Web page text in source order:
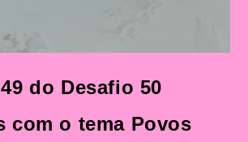
do Desafio 50
com o tema Povos